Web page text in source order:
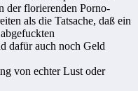
der florierenden Porno-
als die Tatsache, daß ein
dafür auch noch Geld
von echter Lust oder